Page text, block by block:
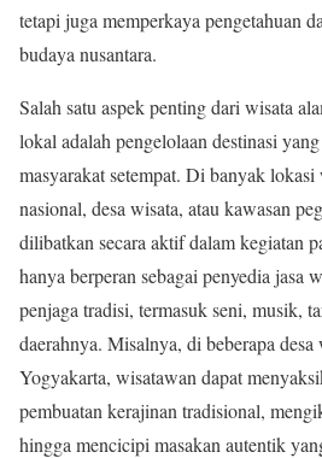
tetapi juga memperkaya pengetahuan
budaya nusantara.
Salah satu aspek penting dari wisata
lokal adalah pengelolaan destinasi
masyarakat setempat. Di banyak lokasi
nasional, desa wisata, atau kawasan
dilibatkan secara aktif dalam kegiatan
hanya berperan sebagai penyedia jasa
penjaga tradisi, termasuk seni, musik,
daerahnya. Misalnya, di beberapa
Yogyakarta, wisatawan dapat
pembuatan kerajinan tradisional,
hingga mencicipi masakan autentik